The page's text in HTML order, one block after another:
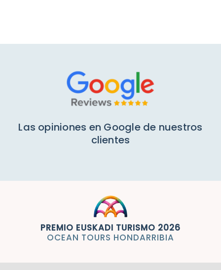
Las opiniones en Google de nuestros
clientes
PREMIO EUSKADI TURISMO 2026
OCEAN TOURS HONDARRIBIA